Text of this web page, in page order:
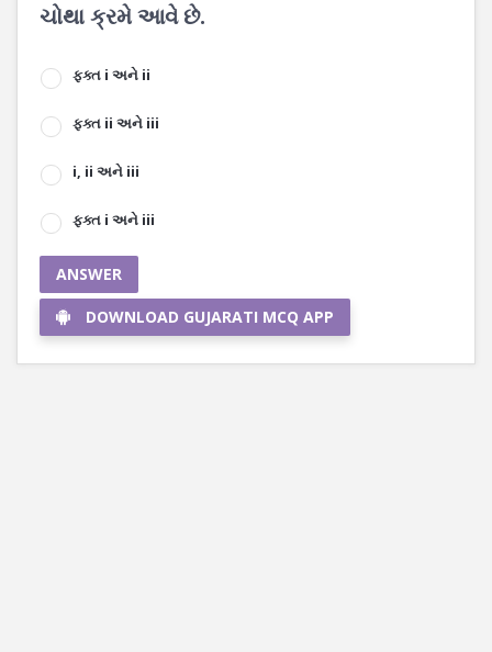
ચોથા ક્રમે આવે છે.
ફક્ત i અને ii
ફક્ત ii અને iii
i, ii અને iii
ફક્ત i અને iii
ANSWER
DOWNLOAD GUJARATI MCQ APP